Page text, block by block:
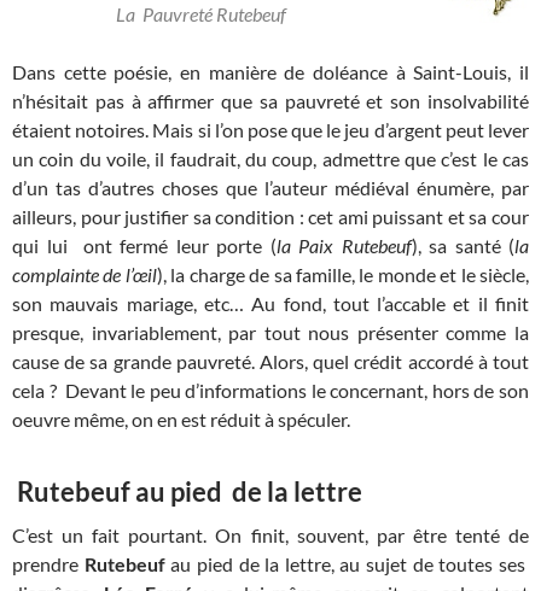
La Pauvreté Rutebeuf
Dans cette poésie, en manière de doléance à Saint-Louis, il
n’hésitait pas à affirmer que sa pauvreté et son insolvabilité
étaient notoires. Mais si l’on pose que le jeu d’argent peut lever
un coin du voile, il faudrait, du coup, admettre que c’est le cas
d’un tas d’autres choses que l’auteur médiéval énumère, par
ailleurs, pour justifier sa condition : cet ami puissant et sa cour
qui lui ont fermé leur porte (la Paix Rutebeuf), sa santé (la
complainte de l’œil), la charge de sa famille, le monde et le siècle,
son mauvais mariage, etc… Au fond, tout l’accable et il finit
presque, invariablement, par tout nous présenter comme la
cause de sa grande pauvreté. Alors, quel crédit accordé à tout
cela ? Devant le peu d’informations le concernant, hors de son
oeuvre même, on en est réduit à spéculer.
Rutebeuf au pied de la lettre
C’est un fait pourtant. On finit, souvent, par être tenté de
prendre Rutebeufau pied de la lettre, au sujet de toutes ses